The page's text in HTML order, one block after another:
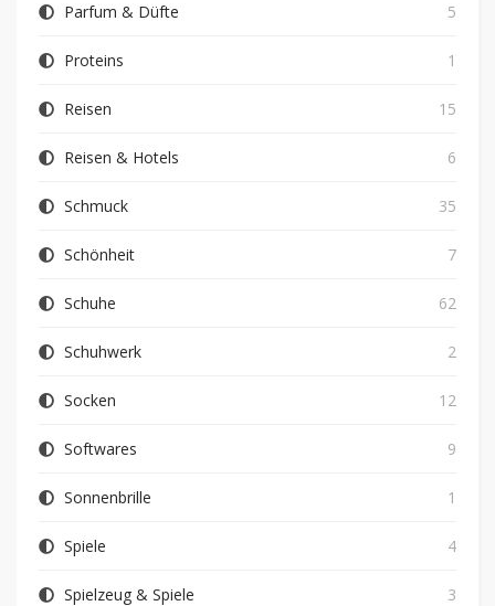
Parfum & Düfte 5
Proteins 1
Reisen 15
Reisen & Hotels 6
Schmuck 35
Schönheit 7
Schuhe 62
Schuhwerk 2
Socken 12
Softwares 9
Sonnenbrille 1
Spiele 4
Spielzeug & Spiele 3